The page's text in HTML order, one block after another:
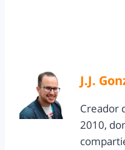
J.J.
Creador
2010,